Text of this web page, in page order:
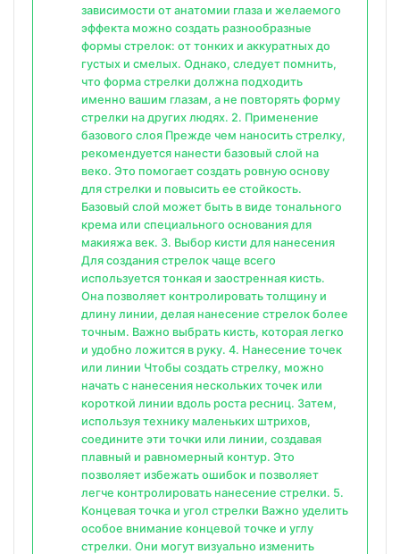
зависимости от анатомии глаза и желаемого
эффекта можно создать разнообразные
формы стрелок: от тонких и аккуратных до
густых и смелых. Однако, следует помнить,
что форма стрелки должна подходить
именно вашим глазам, а не повторять форму
стрелки на других людях. 2. Применение
базового слоя Прежде чем наносить стрелку,
рекомендуется нанести базовый слой на
веко. Это помогает создать ровную основу
для стрелки и повысить ее стойкость.
Базовый слой может быть в виде тонального
крема или специального основания для
макияжа век. 3. Выбор кисти для нанесения
Для создания стрелок чаще всего
используется тонкая и заостренная кисть.
Она позволяет контролировать толщину и
длину линии, делая нанесение стрелок более
точным. Важно выбрать кисть, которая легко
и удобно ложится в руку. 4. Нанесение точек
или линии Чтобы создать стрелку, можно
начать с нанесения нескольких точек или
короткой линии вдоль роста ресниц. Затем,
используя технику маленьких штрихов,
соедините эти точки или линии, создавая
плавный и равномерный контур. Это
позволяет избежать ошибок и позволяет
легче контролировать нанесение стрелки. 5.
Концевая точка и угол стрелки Важно уделить
особое внимание концевой точке и углу
стрелки. Они могут визуально изменить